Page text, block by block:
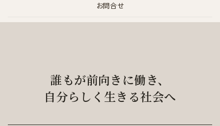
お問合せ
誰もが前向きに働き、
自分らしく生きる社会へ